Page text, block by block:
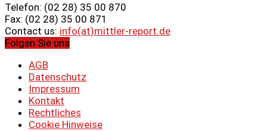
Telefon: (02 28) 35 00 870
Fax: (02 28) 35 00 871
Contact us: info(at)mittler-report.de
Folgen Sie uns
AGB
Datenschutz
Impressum
Kontakt
Rechtliches
Cookie Hinweise